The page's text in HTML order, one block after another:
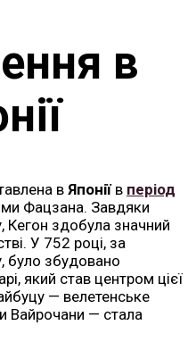
в
в Японіїв період
Фацзана. Завдяки
Кегон здобула значний
У 752 році, за
було збудовано
який став центром цієї
— велетенське
Вайрочани — стала